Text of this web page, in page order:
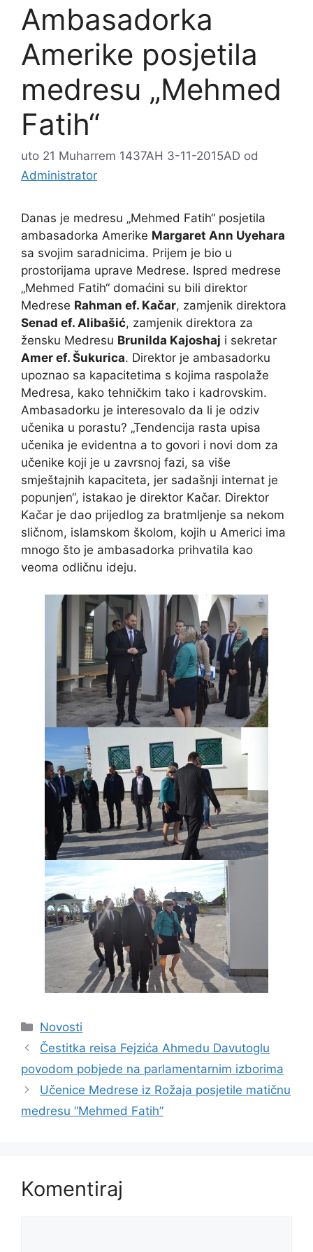
Ambasadorka
Amerike posjetila
medresu „Mehmed
Fatih“
uto 21 Muharrem 1437AH 3-11-2015AD od
Administrator
Danas je medresu „Mehmed Fatih“ posjetila
ambasadorka Amerike Margaret Ann Uyehara
sa svojim saradnicima. Prijem je bio u
prostorijama uprave Medrese. Ispred medrese
„Mehmed Fatih“ domaćini su bili direktor
Medrese Rahman ef. Kačar, zamjenik direktora
Senad ef. Alibašić, zamjenik direktora za
žensku Medresu Brunilda Kajoshaj i sekretar
Amer ef. Šukurica. Direktor je ambasadorku
upoznao sa kapacitetima s kojima raspolaže
Medresa, kako tehničkim tako i kadrovskim.
Ambasadorku je interesovalo da li je odziv
učenika u porastu? „Tendencija rasta upisa
učenika je evidentna a to govori i novi dom za
učenike koji je u zavrsnoj fazi, sa više
smještajnih kapaciteta, jer sadašnji internat je
popunjen“, istakao je direktor Kačar. Direktor
Kačar je dao prijedlog za bratmljenje sa nekom
sličnom, islamskom školom, kojih u Americi ima
mnogo što je ambasadorka prihvatila kao
veoma odličnu ideju.
Kategorije
Novosti
Čestitka reisa Fejzića Ahmedu Davutoglu
povodom pobjede na parlamentarnim izborima
Učenice Medrese iz Rožaja posjetile matičnu
medresu “Mehmed Fatih”
Komentiraj